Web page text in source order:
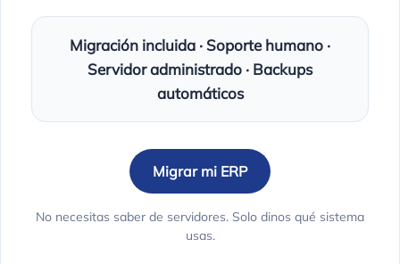
Migración incluida · Soporte humano ·
Servidor administrado · Backups
automáticos
Migrar mi ERP
No necesitas saber de servidores. Solo dinos qué sistema
usas.